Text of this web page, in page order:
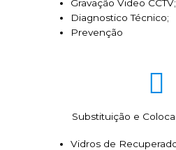
Gravação Video CCTV;
Diagnostico Técnico;
Prevenção
Substituição e
Vidros de